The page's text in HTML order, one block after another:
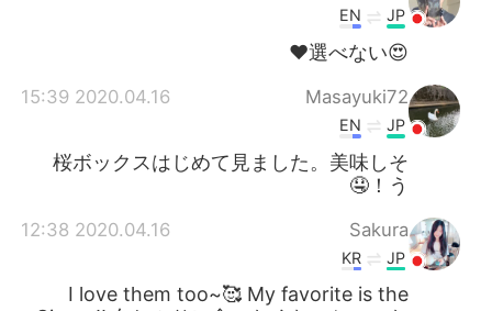
JP
EN
😍選べない❤️
Masayuki72
2020.04.16 15:39
JP
EN
桜ボックスはじめて見ました。美味しそ
う！🤤
Sakura
2020.04.16 12:38
JP
KR
I love them too~🥰 My favorite is the